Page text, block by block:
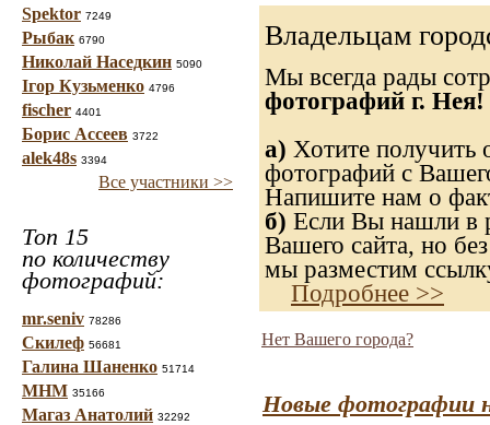
Spektor 7249
Рыбак 6790
Николай Наседкин 5090
Ігор Кузьменко 4796
fischer 4401
Борис Ассеев 3722
alek48s 3394
Все участники >>
Топ 15
по количеству
фотографий:
mr.seniv 78286
Скилеф 56681
Галина Шаненко 51714
МНМ 35166
Магаз Анатолий 32292
Владельцам
Мы всегда рады
фотографий г. Нея!
а) Хотите получить
фотографий с
Напишите нам о
б) Если Вы нашли в
Вашего сайта, но
мы разместим
Подробнее >>
Нет Вашего города?
Новые фотографии